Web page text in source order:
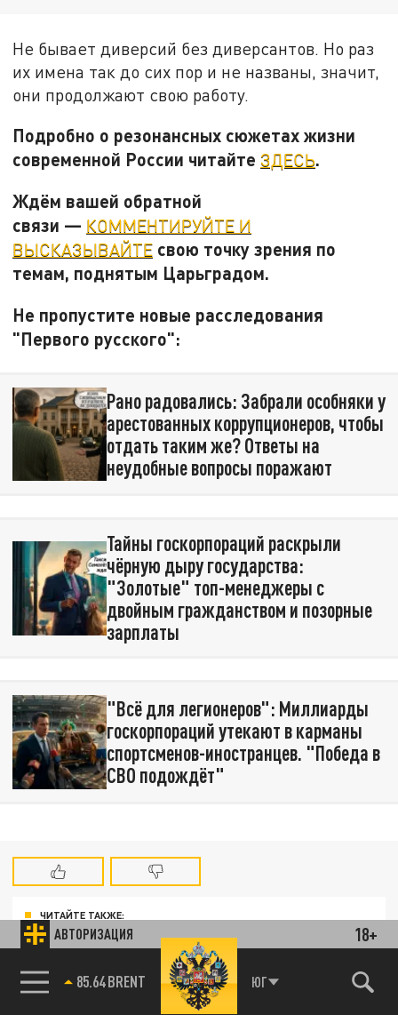
АВТОРИЗАЦИЯ 18+
85.64 BRENT ЮГ
Не бывает диверсий без диверсантов. Но раз
их имена так до сих пор и не названы, значит,
они продолжают свою работу.
Подробно о резонансных сюжетах жизни
современной России читайте ЗДЕСЬ.
Ждём вашей обратной
связи — КОММЕНТИРУЙТЕ И
ВЫСКАЗЫВАЙТЕ свою точку зрения по
темам, поднятым Царьградом.
Не пропустите новые расследования
"Первого русского":
Рано радовались: Забрали особняки у
арестованных коррупционеров, чтобы
отдать таким же? Ответы на
неудобные вопросы поражают
Тайны госкорпораций раскрыли
чёрную дыру государства:
"Золотые" топ-менеджеры с
двойным гражданством и позорные
зарплаты
"Всё для легионеров": Миллиарды
госкорпораций утекают в карманы
спортсменов-иностранцев. "Победа в
СВО подождёт"
ЧИТАЙТЕ ТАКЖЕ:
Технофашисты XXI века
"Кротами" были все? Теракт в центре Москвы: На генералов